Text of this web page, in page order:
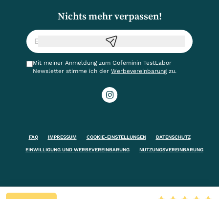
Nichts mehr verpassen!
Mit meiner Anmeldung zum Gofeminin TestLabor
Newsletter stimme ich derWerbevereinbarungzu.
FAQ IMPRESSUM COOKIE-EINSTELLUNGEN DATENSCHUTZ
EINWILLIGUNG UND WERBEVEREINBARUNG NUTZUNGSVEREINBARUNG